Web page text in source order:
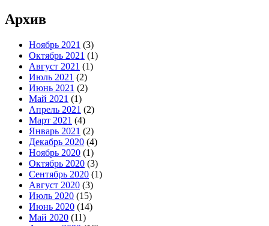
Архив
Ноябрь 2021 (3)
Октябрь 2021 (1)
Август 2021 (1)
Июль 2021 (2)
Июнь 2021 (2)
Май 2021 (1)
Апрель 2021 (2)
Март 2021 (4)
Январь 2021 (2)
Декабрь 2020 (4)
Ноябрь 2020 (1)
Октябрь 2020 (3)
Сентябрь 2020 (1)
Август 2020 (3)
Июль 2020 (15)
Июнь 2020 (14)
Май 2020 (11)